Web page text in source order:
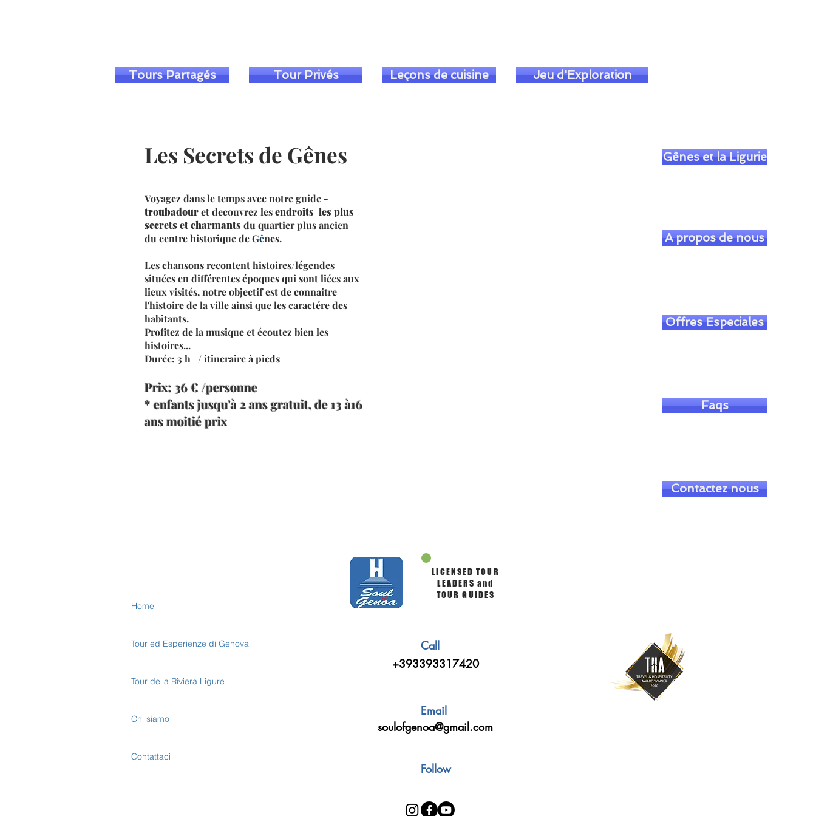
Tours Partagés Tour Privés Leçons de cuisine Jeu d'Exploration
Les Secrets de Gênes
Voyagez dans le temps avec notre guide -
troubadouret decouvrez lesendroits les plus
secrets et charmants du quartier plus ancien
du centre historique de Gênes.
Les chansons recontent histoires/légendes
situées en différentes époques qui sont liées aux
lieux visités, notre objectif est de connaitre
l'histoire de la ville ainsi que les caractére des
habitants.
Profitez de la musique et écoutez bien les
histoires...
Durée: 3 h / itineraire à pieds
Prix: 36€ /personne
* enfants jusqu'à 2 ans gratuit, de 13 à16
ans moitié prix
Gênes et la Ligurie
A propos de nous
Offres Especiales
Faqs
Contactez nous
Home
Tour ed Esperienze di Genova
Tour della Riviera Ligure
Chi siamo
Contattaci
LICENSED TOUR
LEADERS and
TOUR GUIDES
Call
+393393317420
Email
soulofgenoa@gmail.com
Follow